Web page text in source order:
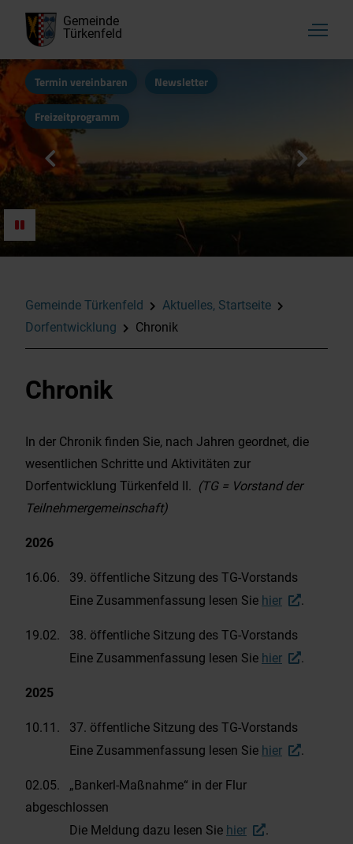
Gemeinde
Türkenfeld
Termin vereinbaren Newsletter
Freizeitprogramm
Aktuelles, Startseite
Amtliche Bekanntmachungen
Schäden-Melden
Dorfentwicklung
Mitteilungsblatt
Bauleitplanung / FNP
S-Bahn, Bus, FLEXlinie aktuell
Abfuhrkalender AWB-FFB
Energie- und Wärmeplanung
Fundtiere
Gemeinde Türkenfeld
Aktuelles, Startseite
Dorfentwicklung
Chronik
Chronik
In der Chronik finden Sie, nach Jahren geordnet, die
wesentlichen Schritte und Aktivitäten zur
Dorfentwicklung Türkenfeld II. (TG = Vorstand der
Teilnehmergemeinschaft)
2026
16.06. 39. öffentliche Sitzung des TG-Vorstands
Eine Zusammenfassung lesen Sie hier .
19.02. 38. öffentliche Sitzung des TG-Vorstands
Eine Zusammenfassung lesen Sie hier .
2025
10.11. 37. öffentliche Sitzung des TG-Vorstands
Eine Zusammenfassung lesen Sie hier .
02.05. „Bankerl-Maßnahme“ in der Flur
abgeschlossen
Die Meldung dazu lesen Sie hier .